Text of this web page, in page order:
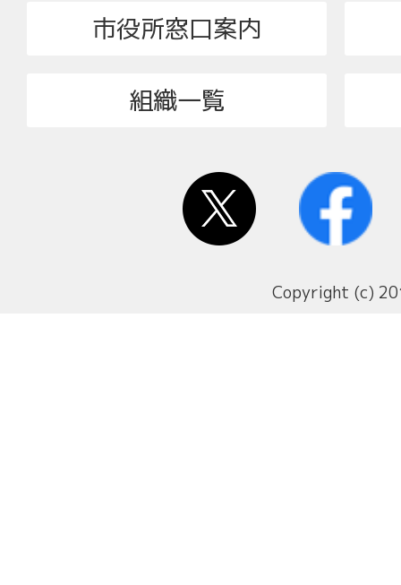
市役所窓口案内
組織一覧
Copyright (c)